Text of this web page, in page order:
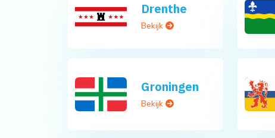
Drenthe
Bekijk
Groningen
Bekijk